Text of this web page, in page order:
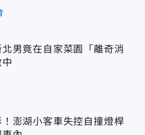
男竟在自家菜園「離奇消
！澎湖小客車失控自撞燈桿